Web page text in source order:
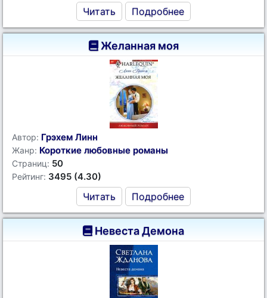
Читать Подробнее
Желанная моя
Автор: Грэхем Линн
Жанр: Короткие любовные романы
Страниц: 50
Рейтинг: 3495 (4.30)
Читать Подробнее
Невеста Демона